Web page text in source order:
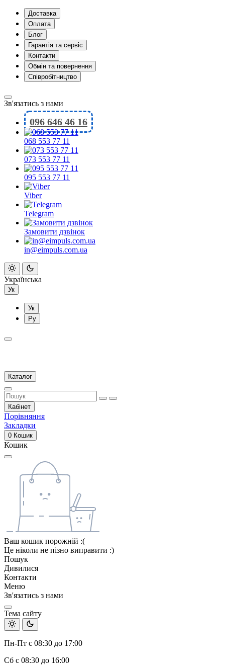
Доставка
Оплата
Блог
Гарантія та сервіс
Контакти
Обмін та повернення
Співробітництво
Зв'язатись з нами
096 646 46 16
068 553 77 11
073 553 77 11
095 553 77 11
Viber
Telegram
Замовити дзвінок
in@eimpuls.com.ua
Українська
Ук
Ук
Ру
Каталог
Кабінет
Порівняння
Закладки
0 Кошик
Кошик
Ваш кошик порожній :(
Це ніколи не пізно виправити :)
Пошук
Дивилися
Контакти
Меню
Зв'язатись з нами
Тема сайту
Пн-Пт с 08:30 до 17:00
Сб с 08:30 до 16:00